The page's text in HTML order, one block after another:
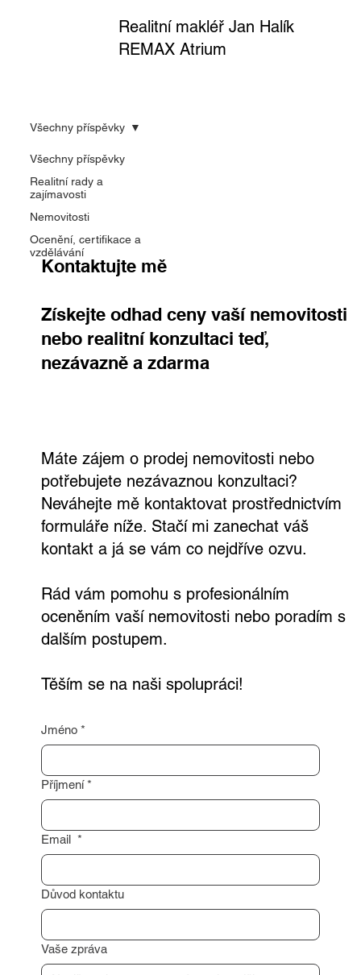
Realitní makléř Jan Halík
REMAX Atrium
Všechny příspěvky
Realitní rady a
zajímavosti
Nemovitosti
Ocenění, certifikace a
vzdělávání
Všechny příspěvky
Kontaktujte mě
Získejte odhad ceny vaší nemovitosti
nebo realitní konzultaci teď,
nezávazně a zdarma
Máte zájem o prodej nemovitosti nebo
potřebujete nezávaznou konzultaci?
Neváhejte mě kontaktovat prostřednictvím
formuláře níže. Stačí mi zanechat váš
kontakt a já se vám co nejdříve ozvu.
Rád vám pomohu s profesionálním
oceněním vaší nemovitosti nebo poradím s
dalším postupem.
Těším se na naši spolupráci!
Jméno *
Příjmení *
Email *
Důvod kontaktu
Vaše zpráva